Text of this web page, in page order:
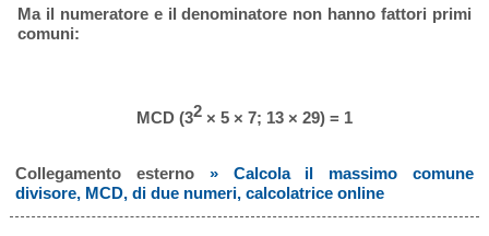
Ma il numeratore e il denominatore non hanno fattori primi
comuni:
MCD (32 × 5 × 7; 13 × 29) = 1
Collegamento esterno » Calcola il massimo comune
divisore, MCD, di due numeri, calcolatrice online